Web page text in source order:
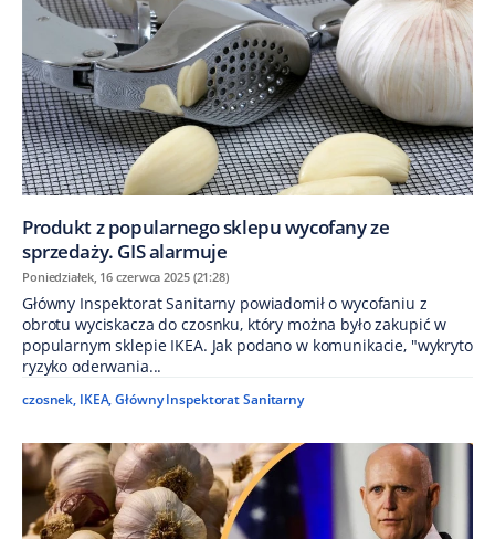
Produkt z popularnego sklepu wycofany ze
sprzedaży. GIS alarmuje
Poniedziałek, 16 czerwca 2025 (21:28)
Główny Inspektorat Sanitarny powiadomił o wycofaniu z
obrotu wyciskacza do czosnku, który można było zakupić w
popularnym sklepie IKEA. Jak podano w komunikacie, "wykryto
ryzyko oderwania...
czosnek, IKEA,Główny Inspektorat Sanitarny